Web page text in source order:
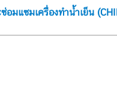
อมแซมเครื่องทำน้ำเย็น